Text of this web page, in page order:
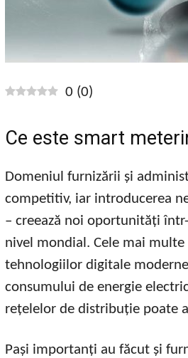
0 (0)
Ce este smart
Domeniul furnizării și
competitiv, iar introducerea
– creează noi oportunități
nivel mondial. Cele mai
tehnologiilor digitale
consumului de energie
rețelelor de distribuție poate
Pași importanți au făcut și